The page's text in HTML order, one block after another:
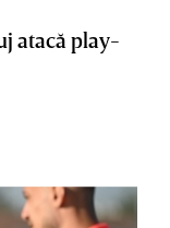
atacă play-